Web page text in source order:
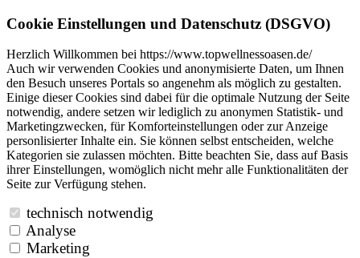
Cookie Einstellungen und Datenschutz (DSGVO)
Herzlich Willkommen bei https://www.topwellnessoasen.de/
Auch wir verwenden Cookies und anonymisierte Daten, um Ihnen
den Besuch unseres Portals so angenehm als möglich zu gestalten.
Einige dieser Cookies sind dabei für die optimale Nutzung der Seite
notwendig, andere setzen wir lediglich zu anonymen Statistik- und
Marketingzwecken, für Komforteinstellungen oder zur Anzeige
personlisierter Inhalte ein. Sie können selbst entscheiden, welche
Kategorien sie zulassen möchten. Bitte beachten Sie, dass auf Basis
ihrer Einstellungen, womöglich nicht mehr alle Funktionalitäten der
Seite zur Verfügung stehen.
technisch notwendig
Analyse
Marketing